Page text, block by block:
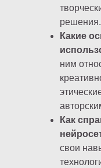
решения.
Какие
ним
Как
свои